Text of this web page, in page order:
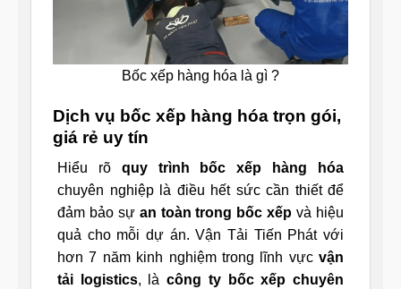
Bốc xếp hàng hóa là gì ?
Dịch vụ bốc xếp hàng hóa trọn gói,
giá rẻ uy tín
Hiểu rõ quy trình bốc xếp hàng hóa
chuyên nghiệp là điều hết sức cần thiết để
đảm bảo sự an toàn trong bốc xếp và hiệu
quả cho mỗi dự án. Vận Tải Tiến Phát với
hơn 7 năm kinh nghiệm trong lĩnh vực vận
tải logistics, làcông ty bốc xếp chuyên